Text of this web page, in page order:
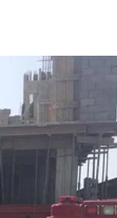
Video: